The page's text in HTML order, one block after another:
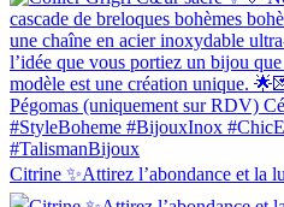
Citrine ✨Attirez l’abondance et